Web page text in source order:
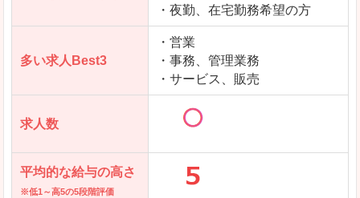
・夜勤、在宅勤務希望の方
多い求人Best3
・営業
・事務、管理業務
・サービス、販売
求人数
平均的な給与の高さ
※低1～高5の5段階評価